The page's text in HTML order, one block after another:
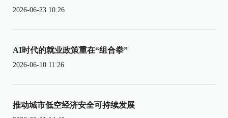
2026-06-23 10:26
AI时代的就业政策重在“组合拳”
2026-06-10 11:26
推动城市低空经济安全可持续发展